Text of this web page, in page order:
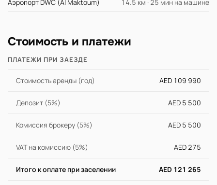
Аэропорт DWC (Al Maktoum) 14.5 км · 25 мин на машине
Стоимость и платежи
ПЛАТЕЖИ ПРИ ЗАЕЗДЕ
Стоимость аренды (год) AED 109 990
Депозит (5%) AED 5 500
Комиссия брокеру (5%) AED 5 500
VAT на комиссию (5%) AED 275
Итого к оплате при заселении AED 121 265